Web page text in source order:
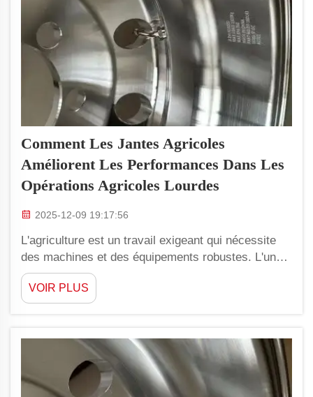
Comment Les Jantes Agricoles
Améliorent Les Performances Dans Les
Opérations Agricoles Lourdes
2025-12-09 19:17:56
L'agriculture est un travail exigeant qui nécessite
des machines et des équipements robustes. L'une
des pièces essentielles de ces machines est
constituée par les jantes. De bonnes jantes
agricoles jouent un rôle majeur dans le rendement
agriculteurs utilisent les jantes adaptées, ils
peuvent réaliser les...
VOIR PLUS